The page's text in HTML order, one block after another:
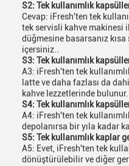
S2: Tek kullanımlık
Cevap: iFresh'ten tek
tek servisli kahve makinesi
düğmesine basarsanız
içersiniz..
S3: Tek kullanımlık
A3: iFresh'ten tek
latte ve daha fazlası da
kahve lezzetlerinde bulunur.
S4: Tek kullanımlık
A4: iFresh'ten tek
depolanırsa bir yıla kadar
S5: Tek kullanımlık kaplar
A5: Evet, iFresh'ten tek
dönüştürülebilir ve diğer